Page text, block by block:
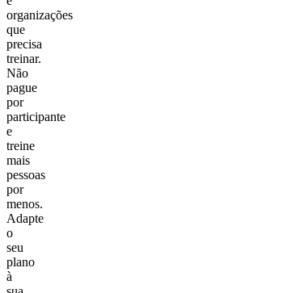
organizações
que
precisa
treinar.
Não
pague
por
participante
e
treine
mais
pessoas
por
menos.
Adapte
o
seu
plano
à